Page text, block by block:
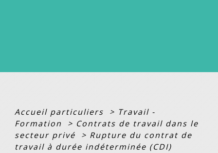
Accueil particuliers > Travail -
Formation
> Contrats de travail dans le
secteur privé
> Rupture du contrat de
travail à durée indéterminée (CDI)